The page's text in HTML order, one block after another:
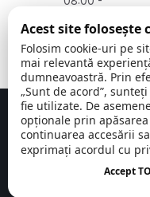
vineri
08:00 -
14:00
Concept realizat deBig
Acest site folosește
Folosim cookie-uri pe
mai relevantă
dumneavoastră. Prin
„Sunt de acord”,
fie utilizate. De
opționale prin
continuarea accesării
exprimați acordul cu
Accept